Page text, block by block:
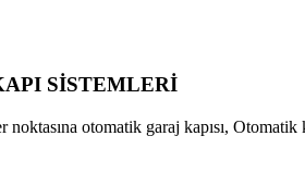
SİSTEMLERİ
noktasına otomatik garaj kapısı,